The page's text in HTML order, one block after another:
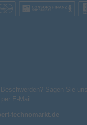
Beschwerden? Sagen Sie
per E-Mail:
technomarkt.de